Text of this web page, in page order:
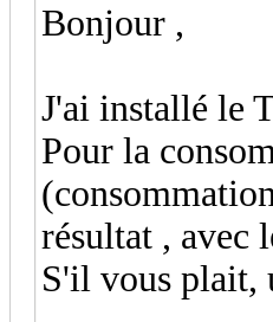
Bonjour ,
J'ai installé le
Pour la
résultat , avec
S'il vous plait,